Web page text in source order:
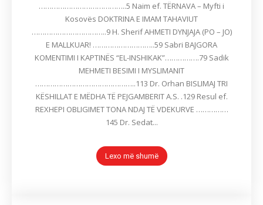
…………………………………..5 Naim ef. TËRNAVA – Myfti i
Kosovës DOKTRINA E IMAM TAHAVIUT
……………………………..9 H. Sherif AHMETI DYNJAJA (PO – JO)
E MALLKUAR! ………………………..59 Sabri BAJGORA
KOMENTIMI I KAPTINËS “EL-INSHIKAK”…………….79 Sadik
MEHMETI BESIMI I MYSLIMANIT
………………………………………..113 Dr. Orhan BISLIMAJ TRI
KËSHILLAT E MËDHA TË PEJGAMBERIT A.S. .129 Resul ef.
REXHEPI OBLIGIMET TONA NDAJ TË VDEKURVE ……………
145 Dr. Sedat...
Lexo më shumë